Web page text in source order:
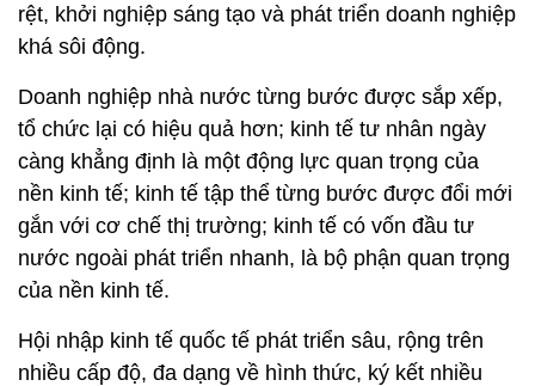
rệt, khởi nghiệp sáng tạo và phát triển doanh nghiệp
khá sôi động.
Doanh nghiệp nhà nước từng bước được sắp xếp,
tổ chức lại có hiệu quả hơn; kinh tế tư nhân ngày
càng khẳng định là một động lực quan trọng của
nền kinh tế; kinh tế tập thể từng bước được đổi mới
gắn với cơ chế thị trường; kinh tế có vốn đầu tư
nước ngoài phát triển nhanh, là bộ phận quan trọng
của nền kinh tế.
Hội nhập kinh tế quốc tế phát triển sâu, rộng trên
nhiều cấp độ, đa dạng về hình thức, ký kết nhiều